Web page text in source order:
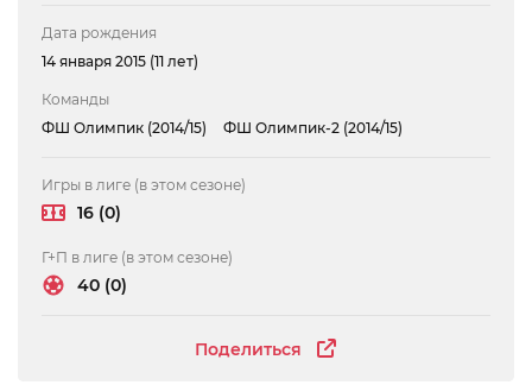
Поделиться
Дата рождения
14 января 2015 (11 лет)
Команды
ФШ Олимпик (2014/15)
ФШ Олимпик-2 (2014/15)
Игры в лиге (в этом сезоне)
16 (0)
Г+П в лиге (в этом сезоне)
40 (0)